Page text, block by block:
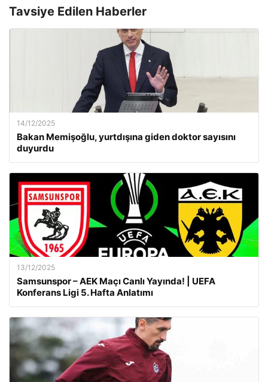
Tavsiye Edilen Haberler
14/12/2025
Bakan Memişoğlu, yurtdışına giden doktor sayısını
duyurdu
13/12/2025
Samsunspor – AEK Maçı Canlı Yayında! | UEFA
Konferans Ligi 5. Hafta Anlatımı